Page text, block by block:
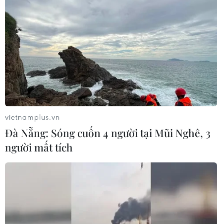
vietnamplus.vn
Đà Nẵng: Sóng cuốn 4 người tại Mũi Nghê, 3
người mất tích